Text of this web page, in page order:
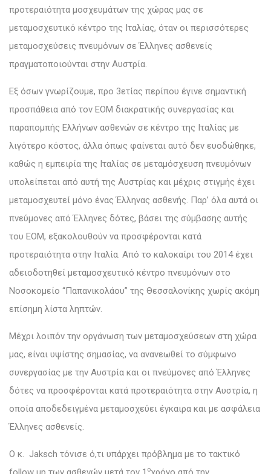
προτεραιότητα μοσχευμάτων της χώρας μας σε
μεταμοσχευτικό κέντρο της Ιταλίας, όταν οι περισσότερες
μεταμοσχεύσεις πνευμόνων σε Έλληνες ασθενείς
πραγματοποιούνται στην Αυστρία.
Εξ όσων γνωρίζουμε, προ 3ετίας περίπου έγινε σημαντική
προσπάθεια από τον ΕΟΜ διακρατικής συνεργασίας και
παραπομπής Ελλήνων ασθενών σε κέντρο της Ιταλίας με
λιγότερο κόστος, άλλα όπως φαίνεται αυτό δεν ευοδώθηκε,
καθώς η εμπειρία της Ιταλίας σε μεταμόσχευση πνευμόνων
υπολείπεται από αυτή της Αυστρίας και μέχρις στιγμής έχει
μεταμοσχευτεί μόνο ένας Έλληνας ασθενής. Παρ’ όλα αυτά οι
πνεύμονες από Έλληνες δότες, βάσει της σύμβασης αυτής
του ΕΟΜ, εξακολουθούν να προσφέρονται κατά
προτεραιότητα στην Ιταλία. Από το καλοκαίρι του 2014 έχει
αδειοδοτηθεί μεταμοσχευτικό κέντρο πνευμόνων στο
Νοσοκομείο “Παπανικολάου” της Θεσσαλονίκης χωρίς ακόμη
επίσημη λίστα ληπτών.
Μέχρι λοιπόν την οργάνωση των μεταμοσχεύσεων στη χώρα
μας, είναι υψίστης σημασίας, να ανανεωθεί το σύμφωνο
συνεργασίας με την Αυστρία και οι πνεύμονες από Έλληνες
δότες να προσφέρονται κατά προτεραιότητα στην Αυστρία, η
οποία αποδεδειγμένα μεταμοσχεύει έγκαιρα και με ασφάλεια
Έλληνες ασθενείς.
Ο κ. Jaksch τόνισε ό,τι υπάρχει πρόβλημα με το τακτικό
ο